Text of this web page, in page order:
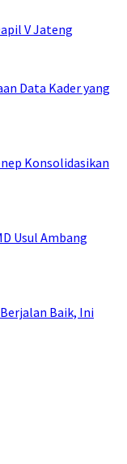
V Jateng
Data Kader yang
Konsolidasikan
Usul Ambang
Baik, Ini